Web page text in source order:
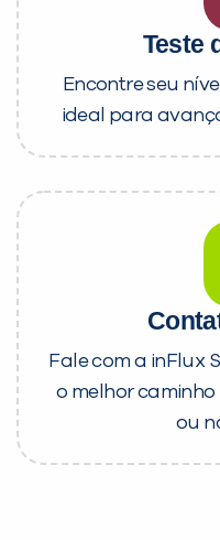
Teste
Encontre seu
ideal para
Fale com a inFlux
o melhor
ou